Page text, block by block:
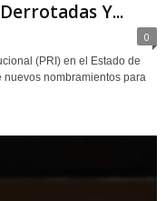
Y...
0
(PRI) en el Estado de
nombramientos para